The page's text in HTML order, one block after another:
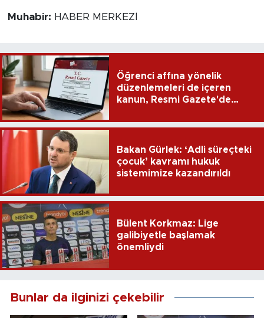
Muhabir: HABER MERKEZİ
Öğrenci affına yönelik
düzenlemeleri de içeren
kanun, Resmi Gazete'de
Bakan Gürlek: ‘Adli süreçteki
çocuk’ kavramı hukuk
sistemimize kazandırıldı
Bülent Korkmaz: Lige
galibiyetle başlamak
önemliydi
Bunlar da ilginizi çekebilir